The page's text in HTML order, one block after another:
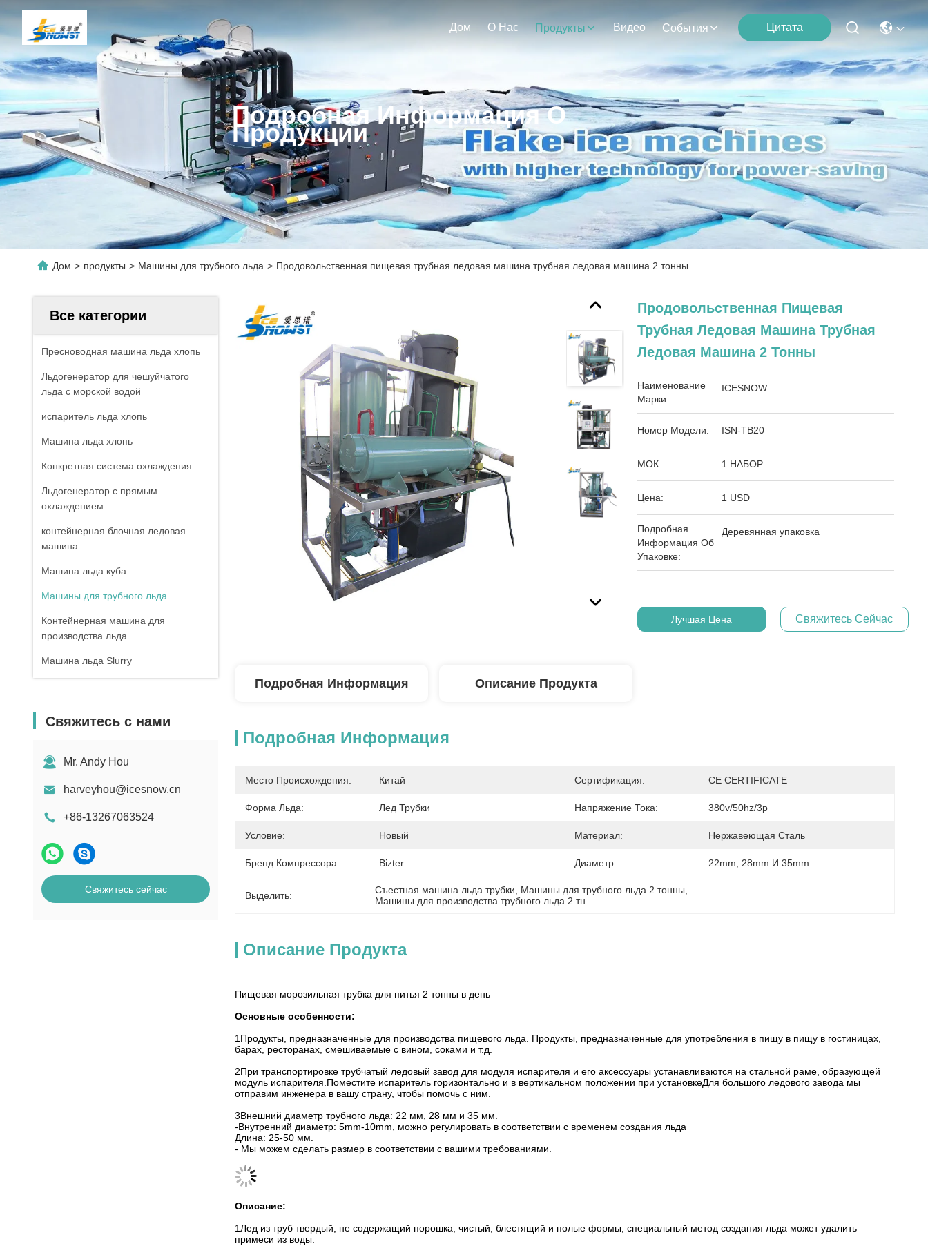
Дом О Нас Продукты Видео События Цитата
Подробная Информация О
Продукции
Дом > продукты > Машины для трубного льда > Продовольственная пищевая трубная ледовая машина трубная ледовая машина 2 тонны
Все категории
Пресноводная машина льда хлопь
Льдогенератор для чешуйчатого
льда с морской водой
испаритель льда хлопь
Машина льда хлопь
Конкретная система охлаждения
Льдогенератор с прямым
охлаждением
контейнерная блочная ледовая
машина
Машина льда куба
Машины для трубного льда
Контейнерная машина для
производства льда
Машина льда Slurry
Свяжитесь с нами
Mr. Andy Hou
harveyhou@icesnow.cn
+86-13267063524
Свяжитесь сейчас
Продовольственная Пищевая
Трубная Ледовая Машина Трубная
Ледовая Машина 2 Тонны
Наименование
Марки:
ICESNOW
Номер Модели: ISN-TB20
МОК: 1 НАБОР
Цена: 1 USD
Подробная
Информация Об
Упаковке:
Деревянная упаковка
Лучшая Цена Свяжитесь Сейчас
Подробная Информация Описание Продукта
Подробная Информация
Место Происхождения: Китай Сертификация: CE CERTIFICATE
Форма Льда: Лед Трубки Напряжение Тока: 380v/50hz/3p
Условие: Новый Материал: Нержавеющая Сталь
Бренд Компрессора: Bizter Диаметр: 22mm, 28mm И 35mm
Выделить: Съестная машина льда трубки Машины для трубного льда 2 тонны
Машины для производства трубного льда 2 тн
Описание Продукта
Пищевая морозильная трубка для питья 2 тонны в день
Основные особенности:
1Продукты, предназначенные для производства пищевого льда. Продукты, предназначенные для употребления в пищу в пищу в гостиницах,
барах, ресторанах, смешиваемые с вином, соками и т.д.
2При транспортировке трубчатый ледовый завод для модуля испарителя и его аксессуары устанавливаются на стальной раме, образующей
модуль испарителя.Поместите испаритель горизонтально и в вертикальном положении при установкеДля большого ледового завода мы
отправим инженера в вашу страну, чтобы помочь с ним.
3Внешний диаметр трубного льда: 22 мм, 28 мм и 35 мм.
-Внутренний диаметр: 5mm-10mm, можно регулировать в соответствии с временем создания льда
Длина: 25-50 мм.
- Мы можем сделать размер в соответствии с вашими требованиями.
Описание:
1Лед из труб твердый, не содержащий порошка, чистый, блестящий и полые формы, специальный метод создания льда может удалить
примеси из воды.